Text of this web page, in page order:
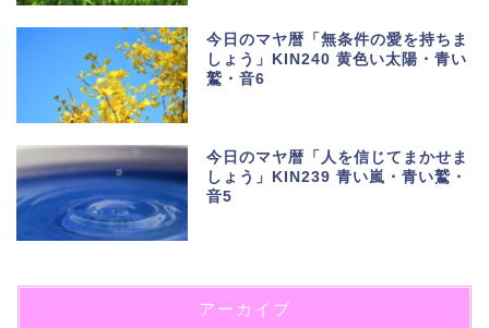
今日のマヤ暦「無条件の愛を持ちま
しょう」KIN240 黄色い太陽・青い
鷲・音6
今日のマヤ暦「人を信じてまかせま
しょう」KIN239 青い嵐・青い鷲・
音5
アーカイブ